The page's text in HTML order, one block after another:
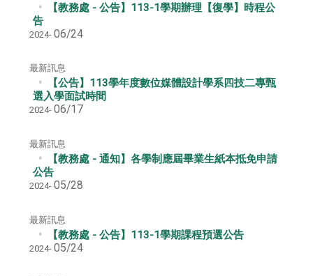
【教務處 - 公告】113-1學期辦理【復學】時程公
告
2024- 06/24
最新訊息
【公告】113學年度數位媒體設計學系四技二專甄
選入學面試時間
2024- 06/17
最新訊息
【教務處 - 通知】各學制應屆畢業生紙本抵免申請
公告
2024- 05/28
最新訊息
【教務處 - 公告】113-1學期課程預選公告
2024- 05/24